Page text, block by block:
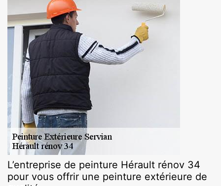
L’entreprise de peinture Hérault rénov 34
pour vous offrir une peinture extérieure de